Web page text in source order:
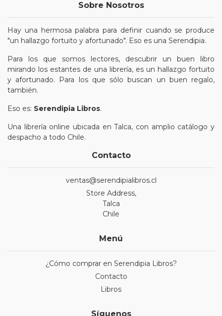
Sobre Nosotros
Hay una hermosa palabra para definir cuando se produce
"un hallazgo fortuito y afortunado". Eso es una Serendipia.
Para los que somos lectores, descubrir un buen libro
mirando los estantes de una librería, es un hallazgo fortuito
y afortunado. Para los que sólo buscan un buen regalo,
también.
Eso es: Serendipia Libros.
Una librería online ubicada en Talca, con amplio catálogo y
despacho a todo Chile.
Contacto
ventas@serendipialibros.cl
Store Address,
Talca
Chile
Menú
¿Cómo comprar en Serendipia Libros?
Contacto
Libros
Síguenos